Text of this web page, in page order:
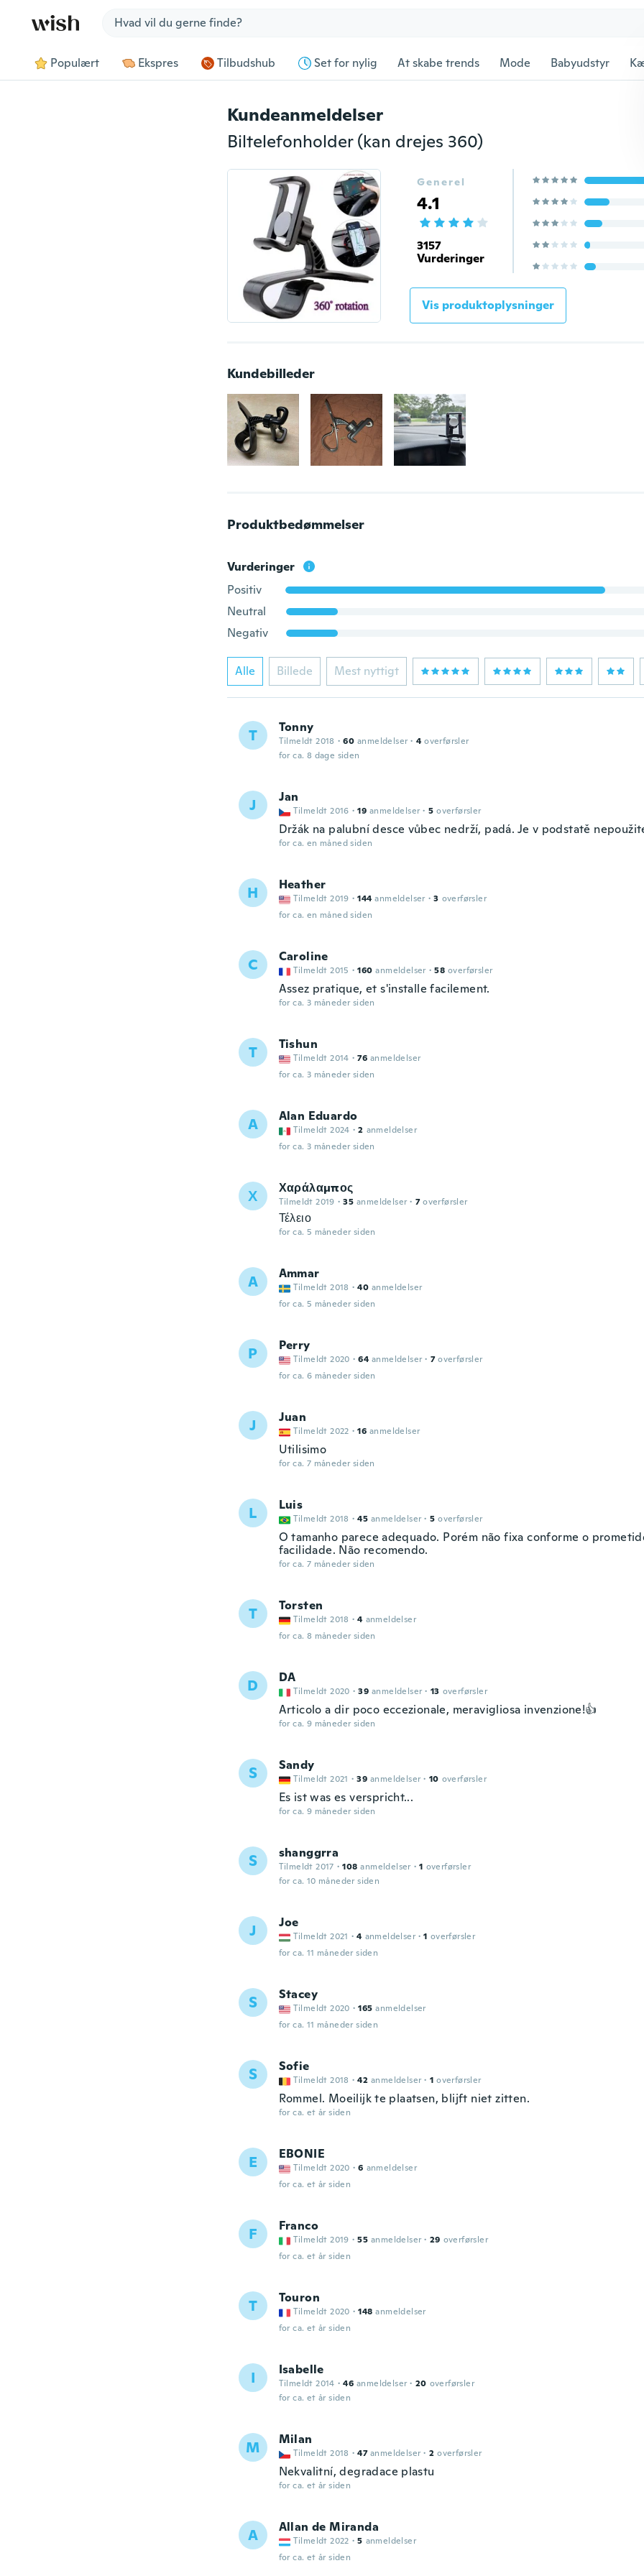
Populært Ekspres Tilbudshub Set for nylig At skabe trends Mode Babyudstyr
Kundeanmeldelser
Biltelefonholder (kan drejes 360)
Generel
4.1
3157
Vurderinger
Vis produktoplysninger
Kundebilleder
Produktbedømmelser
Vurderinger
Positiv
Neutral
Negativ
Alle Billede Mest nyttigt
T Tonny
Tilmeldt 2018 · 60 anmeldelser · 4 overførsler
for ca. 8 dage siden
J Jan
Tilmeldt 2016 · 19 anmeldelser · 5 overførsler
Držák na palubní desce vůbec nedrží, padá. Je v podstatě
for ca. en måned siden
H Heather
Tilmeldt 2019 · 144 anmeldelser · 3 overførsler
for ca. en måned siden
C Caroline
Tilmeldt 2015 · 160 anmeldelser · 58 overførsler
Assez pratique, et s'installe facilement.
for ca. 3 måneder siden
T Tishun
Tilmeldt 2014 · 76 anmeldelser
for ca. 3 måneder siden
A Alan Eduardo
Tilmeldt 2024 · 2 anmeldelser
for ca. 3 måneder siden
Χ Χαράλαμπος
Tilmeldt 2019 · 35 anmeldelser · 7 overførsler
Τέλειο
for ca. 5 måneder siden
A Ammar
Tilmeldt 2018 · 40 anmeldelser
for ca. 5 måneder siden
P Perry
Tilmeldt 2020 · 64 anmeldelser · 7 overførsler
for ca. 6 måneder siden
J Juan
Tilmeldt 2022 · 16 anmeldelser
Utilisimo
for ca. 7 måneder siden
L Luis
Tilmeldt 2018 · 45 anmeldelser · 5 overførsler
O tamanho parece adequado. Porém não fixa conforme o
facilidade. Não recomendo.
for ca. 7 måneder siden
T Torsten
Tilmeldt 2018 · 4 anmeldelser
for ca. 8 måneder siden
D DA
Tilmeldt 2020 · 39 anmeldelser · 13 overførsler
Articolo a dir poco eccezionale, meravigliosa invenzione!👍
for ca. 9 måneder siden
S Sandy
Tilmeldt 2021 · 39 anmeldelser · 10 overførsler
Es ist was es verspricht...
for ca. 9 måneder siden
S shanggrra
Tilmeldt 2017 · 108 anmeldelser · 1 overførsler
for ca. 10 måneder siden
J Joe
Tilmeldt 2021 · 4 anmeldelser · 1 overførsler
for ca. 11 måneder siden
S Stacey
Tilmeldt 2020 · 165 anmeldelser
for ca. 11 måneder siden
S Sofie
Tilmeldt 2018 · 42 anmeldelser · 1 overførsler
Rommel. Moeilijk te plaatsen, blijft niet zitten.
for ca. et år siden
E EBONIE
Tilmeldt 2020 · 6 anmeldelser
for ca. et år siden
F Franco
Tilmeldt 2019 · 55 anmeldelser · 29 overførsler
for ca. et år siden
T Touron
Tilmeldt 2020 · 148 anmeldelser
for ca. et år siden
I Isabelle
Tilmeldt 2014 · 46 anmeldelser · 20 overførsler
for ca. et år siden
M Milan
Tilmeldt 2018 · 47 anmeldelser · 2 overførsler
Nekvalitní, degradace plastu
for ca. et år siden
A Allan de Miranda
Tilmeldt 2022 · 5 anmeldelser
for ca. et år siden